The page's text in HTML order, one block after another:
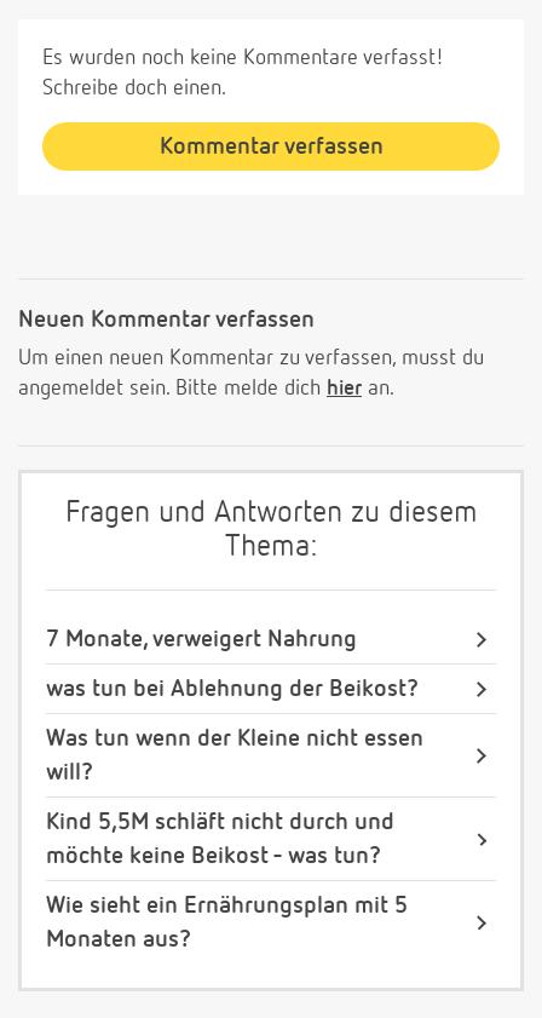
Es wurden noch keine Kommentare verfasst!
Schreibe doch einen.
Kommentar verfassen
Neuen Kommentar verfassen
Um einen neuen Kommentar zu verfassen, musst du
angemeldet sein. Bitte melde dich hier an.
Fragen und Antworten zu diesem
Thema:
7 Monate, verweigert Nahrung
was tun bei Ablehnung der Beikost?
Was tun wenn der Kleine nicht essen
will?
Kind 5,5M schläft nicht durch und
möchte keine Beikost - was tun?
Wie sieht ein Ernährungsplan mit 5
Monaten aus?